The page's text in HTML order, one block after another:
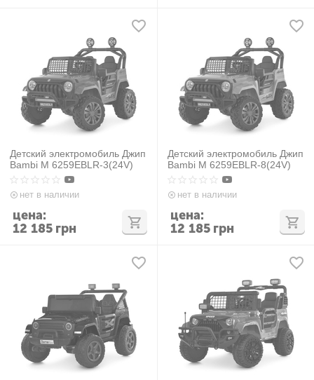
Детский электромобиль Джип
Bambi M 6259EBLR-3(24V)
нет в наличии
12 185 грн
цена:
Детский электромобиль Джип
Bambi M 6259EBLR-8(24V)
нет в наличии
12 185 грн
цена: